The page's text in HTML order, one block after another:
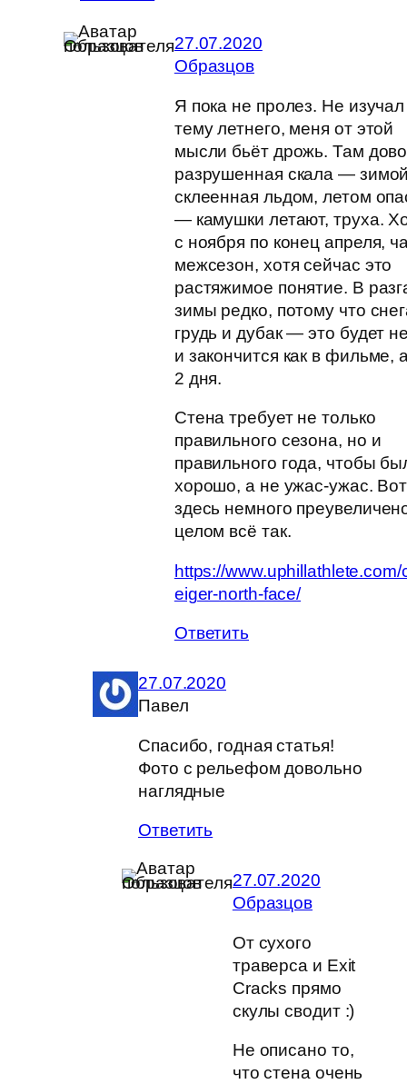
27.07.2020
Образцов
Я пока не пролез. Не изучал
тему летнего, меня от этой
мысли бьёт дрожь. Там
разрушенная скала —
склеенная льдом, летом
— камушки летают, труха.
с ноября по конец апреля,
межсезон, хотя сейчас это
растяжимое понятие. В
зимы редко, потому что
грудь и дубак — это будет
и закончится как в фильме,
2 дня.
Стена требует не только
правильного сезона, но и
правильного года, чтобы
хорошо, а не ужас-ужас. Вот
здесь немного
целом всё так.
https://www.uphillathlete.com/
eiger-north-face/
Ответить
27.07.2020
Павел
Спасибо, годная статья!
Фото с рельефом довольно
наглядные
Ответить
27.07.2020
Образцов
От сухого
траверса и Exit
Cracks прямо
скулы сводит :)
Не описано то,
что стена очень